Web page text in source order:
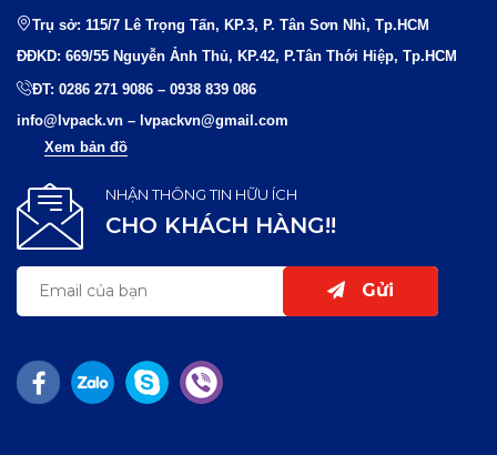
Trụ sở: 115/7 Lê Trọng Tấn, KP.3, P. Tân Sơn Nhì, Tp.HCM
ĐĐKD: 669/55 Nguyễn Ảnh Thủ, KP.42, P.Tân Thới Hiệp, Tp.HCM
ĐT: 0286 271 9086 – 0938 839 086
info@lvpack.vn – lvpackvn@gmail.com
Xem bản đồ
NHẬN THÔNG TIN HỮU ÍCH
CHO KHÁCH HÀNG!!
Gửi